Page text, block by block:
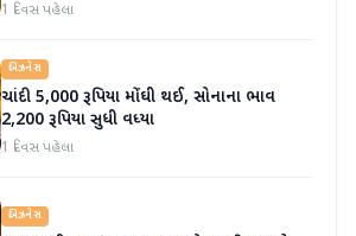
1 દિવસ પહેલા
બિઝનેસ
ચાંદી 5,000 રૂપિયા મોંઘી થઈ, સોનાના ભાવ
2,200 રૂપિયા સુધી વધ્યા
1 દિવસ પહેલા
બિઝનેસ